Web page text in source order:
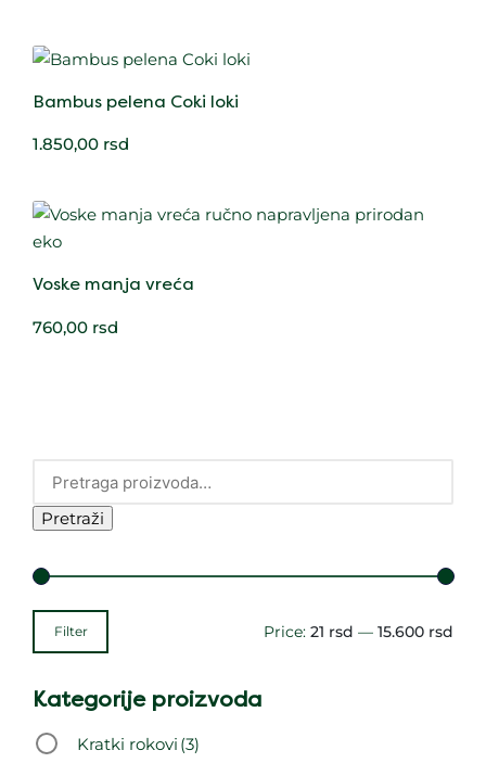
Bambus pelena Coki loki
1.850,00 rsd
Voske manja vreća
760,00 rsd
Pretraži
Filter Price: 21 rsd — 15.600 rsd
Kategorije proizvoda
Kratki rokovi (3)